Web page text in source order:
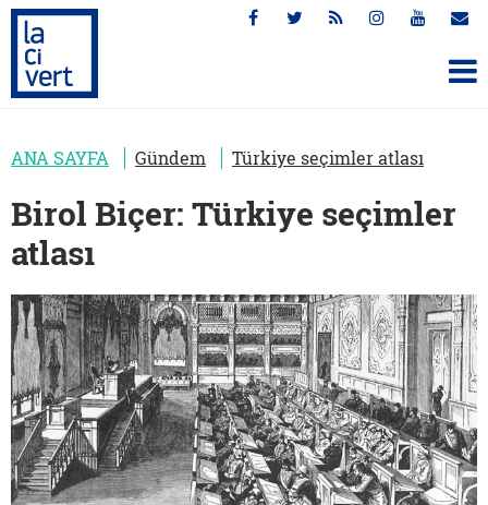
ANA SAYFA Gündem Türkiye seçimler atlası
Birol Biçer: Türkiye seçimler
atlası